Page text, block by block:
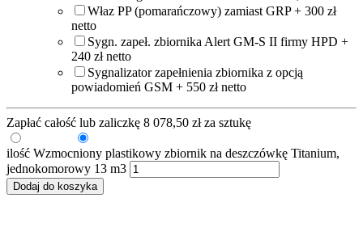
Właz PP (pomarańczowy) zamiast GRP + 300 zł
netto
Sygn. zapeł. zbiornika Alert GM-S II firmy HPD +
240 zł netto
Sygnalizator zapełnienia zbiornika z opcją
powiadomień GSM + 550 zł netto
Zapłać całość lub zaliczkę 8 078,50 zł za sztukę
ilość Wzmocniony plastikowy zbiornik na deszczówkę Titanium,
jednokomorowy 13 m3
Dodaj do koszyka